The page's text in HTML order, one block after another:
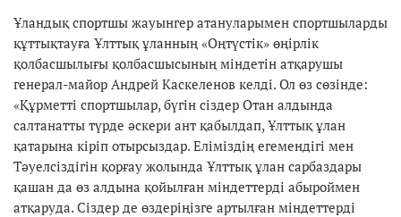
Ұландық спортшы жауынгер атануларымен спортшыларды
құттықтауға Ұлттық ұланның «Оңтүстік» өңірлік
қолбасшылығы қолбасшысының міндетін атқарушы
генерал-майор Андрей Каскеленов келді. Ол өз сөзінде:
«Құрметті спортшылар, бүгін сіздер Отан алдында
салтанатты түрде әскери ант қабылдап, Ұлттық ұлан
қатарына кіріп отырсыздар. Еліміздің егемендігі мен
Тәуелсіздігін қорғау жолында Ұлттық ұлан сарбаздары
қашан да өз алдына қойылған міндеттерді абыроймен
атқаруда. Сіздер де өздеріңізге артылған міндеттерді